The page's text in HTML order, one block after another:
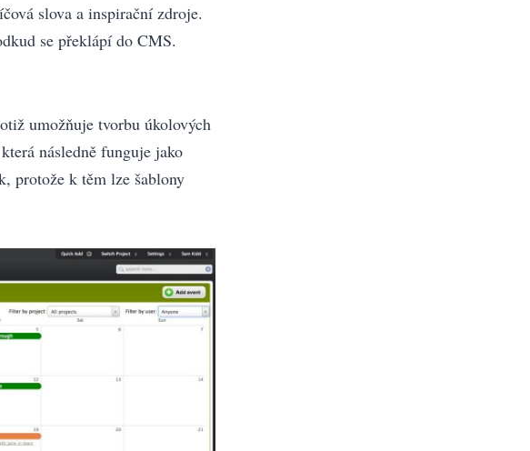
slova a inspirační zdroje.
se překlápí do CMS.
umožňuje tvorbu úkolových
následně funguje jako
protože k těm lze šablony